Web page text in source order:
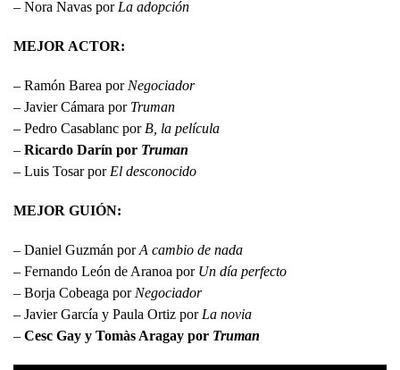
– Nora Navas por La adopción
MEJOR ACTOR:
– Ramón Barea por Negociador
– Javier Cámara por Truman
– Pedro Casablanc por B, la película
– Ricardo Darín por Truman
– Luis Tosar por El desconocido
MEJOR GUIÓN:
– Daniel Guzmán porA cambio de nada
– Fernando León de Aranoa por Un día perfecto
– Borja Cobeaga por Negociador
– Javier García y Paula Ortiz por La novia
– Cesc Gay y Tomàs Aragay por Truman